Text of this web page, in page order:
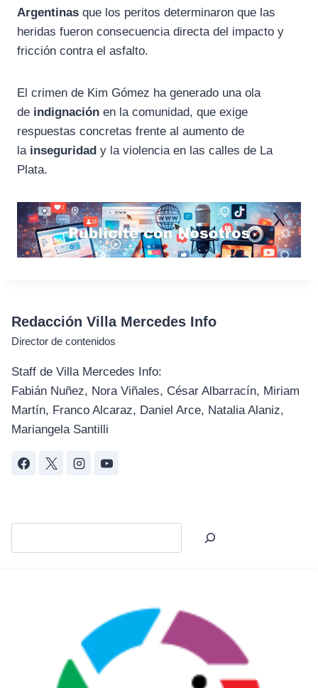
Argentinas que los peritos determinaron que las
heridas fueron consecuencia directa del impacto y
fricción contra el asfalto.
El crimen de Kim Gómez ha generado una ola
de indignación en la comunidad, que exige
respuestas concretas frente al aumento de
la inseguridad y la violencia en las calles de La
Plata.
Redacción Villa Mercedes Info
Director de contenidos
Staff de Villa Mercedes Info:
Fabián Nuñez, Nora Viñales, César Albarracín, Miriam
Martín, Franco Alcaraz, Daniel Arce, Natalia Alaniz,
Mariangela Santilli